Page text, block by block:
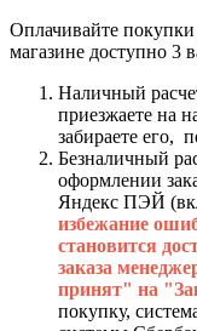
Оплачивайте
магазине доступно 3
Наличный
приезжаете на
забираете его,
Безналичный
оформлении
Яндекс ПЭЙ
избежание
становится
заказа
принят" на
покупку,